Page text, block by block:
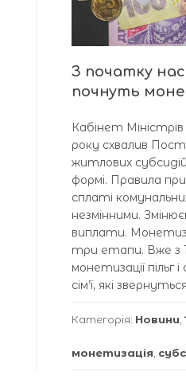
З початку
почнуть
Кабінет
року схвалив
житлових
формі. Правила
сплаті
незмінними.
виплати.
три етапи. Вже з 1
монетизації
сім’ї, які
Категорія: Новини,
монетизація,